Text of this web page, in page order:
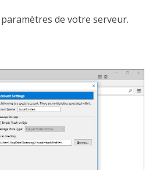
de votre serveur.